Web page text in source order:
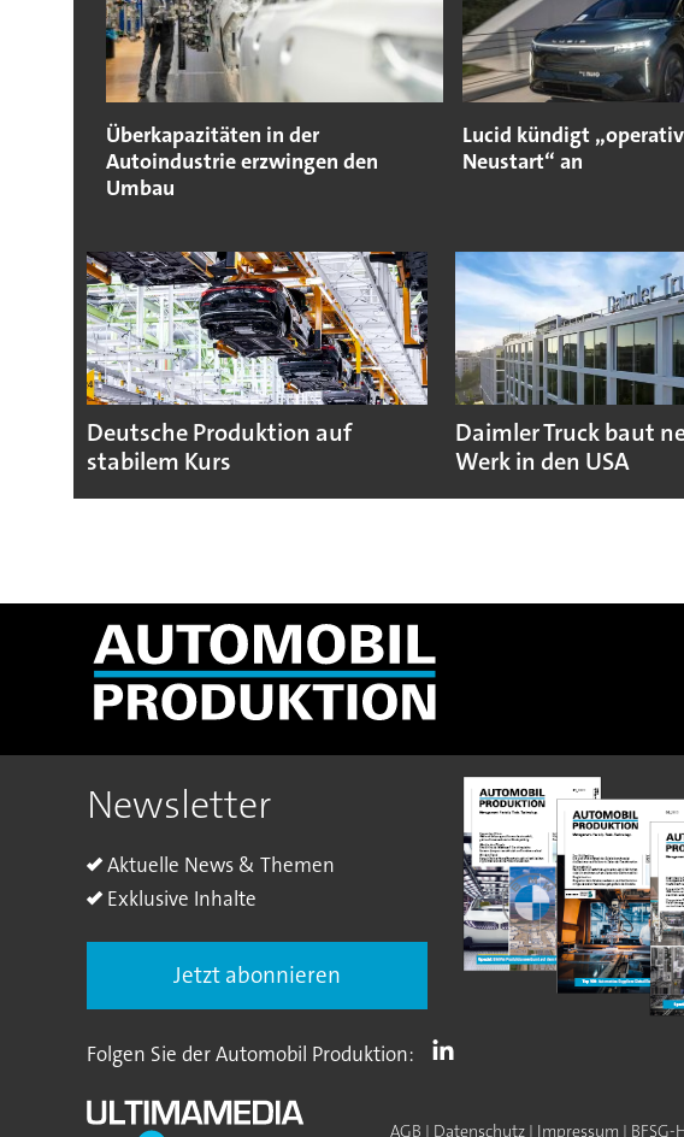
Überkapazitäten in der
Autoindustrie erzwingen den
Umbau
Lucid kündigt
Neustart“ an
Deutsche Produktion auf
stabilem Kurs
Daimler Truck baut
Werk in den USA
Newsletter
Aktuelle News & Themen
Exklusive Inhalte
Jetzt abonnieren
Folgen Sie der Automobil Produktion:
AGB | Datenschutz | Impressum |